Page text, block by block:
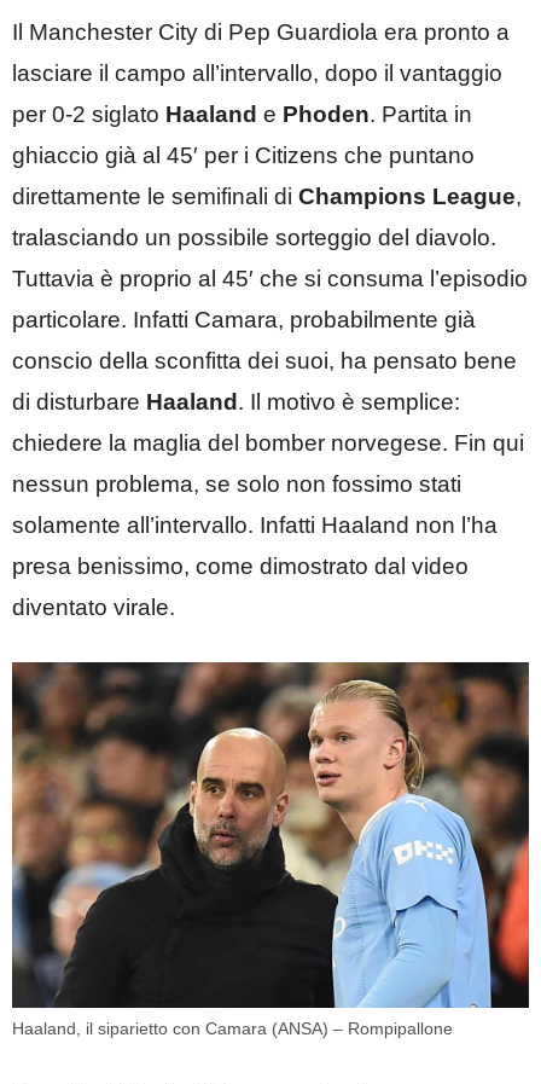
Il Manchester City di Pep Guardiola era pronto a
lasciare il campo all’intervallo, dopo il vantaggio
per 0-2 siglato Haaland e Phoden. Partita in
ghiaccio già al 45′ per i Citizens che puntano
direttamente le semifinali di Champions League,
tralasciando un possibile sorteggio del diavolo.
Tuttavia è proprio al 45′ che si consuma l’episodio
particolare. Infatti Camara, probabilmente già
conscio della sconfitta dei suoi, ha pensato bene
di disturbare Haaland. Il motivo è semplice:
chiedere la maglia del bomber norvegese. Fin qui
nessun problema, se solo non fossimo stati
solamente all’intervallo. Infatti Haaland non l’ha
presa benissimo, come dimostrato dal video
diventato virale.
Haaland, il siparietto con Camara (ANSA) – Rompipallone